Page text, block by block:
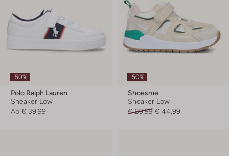
-50%
Polo Ralph Lauren
Sneaker Low
Ab € 39,99
-50%
Shoesme
Sneaker Low
€ 89,99 € 44,99